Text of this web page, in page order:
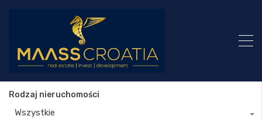
Rodzaj nieruchomości
Wszystkie